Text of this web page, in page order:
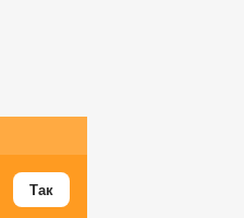
Так